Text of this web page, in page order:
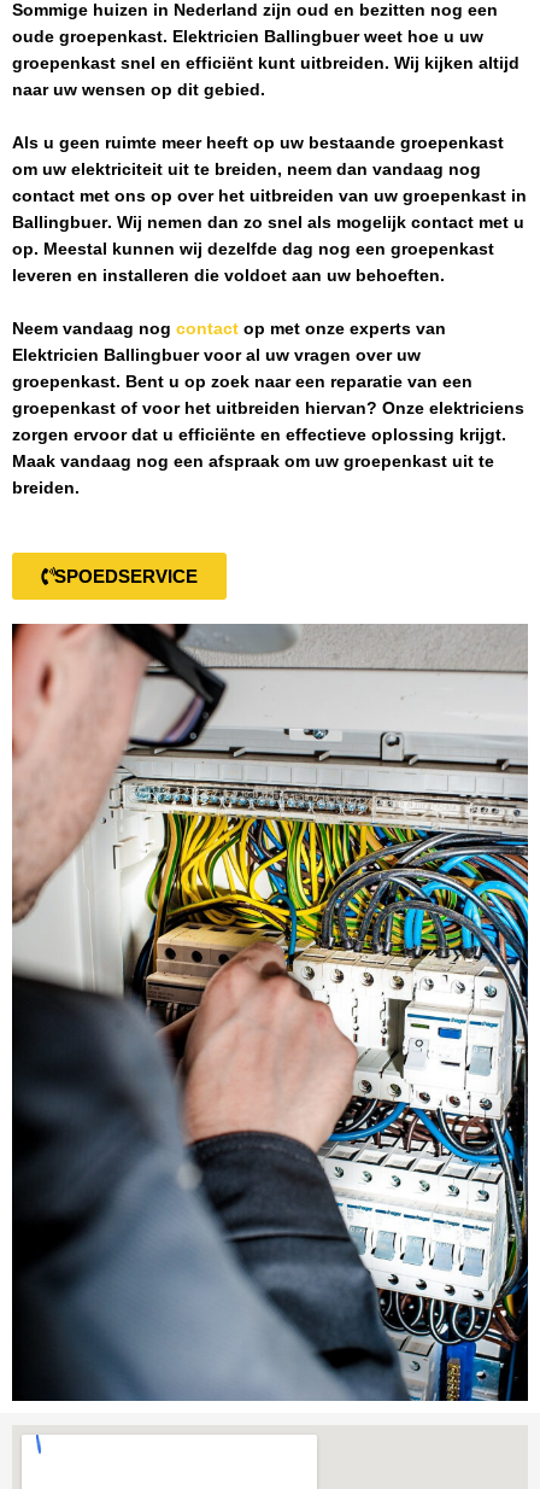
Sommige huizen in Nederland zijn oud en bezitten nog een
oude groepenkast. Elektricien Ballingbuerweet hoe u uw
groepenkast snel en efficiënt kunt uitbreiden. Wij kijken altijd
naar uw wensen op dit gebied.
Als u geen ruimte meer heeft op uw bestaande groepenkast
om uw elektriciteit uit te breiden, neem dan vandaag nog
contact met ons op over het uitbreiden van uw groepenkast in
Ballingbuer. Wij nemen dan zo snel als mogelijk contact met u
op. Meestal kunnen wij dezelfde dag nog een groepenkast
leveren en installeren die voldoet aan uw behoeften.
Neem vandaag nog contact op met onze experts van
Elektricien Ballingbuervoor al uw vragen over uw
groepenkast. Bent u op zoek naar een reparatie van een
groepenkast of voor het uitbreiden hiervan? Onze elektriciens
zorgen ervoor dat u efficiënte en effectieve oplossing krijgt.
Maak vandaag nog een afspraak om uw groepenkast uit te
breiden.
SPOEDSERVICE